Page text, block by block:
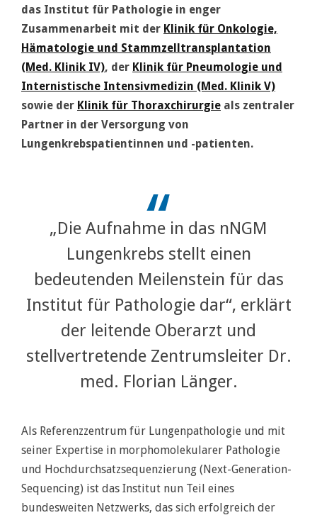
das Institut für Pathologie in enger
Zusammenarbeit mit der Klinik für Onkologie,
Hämatologie und Stammzelltransplantation
(Med. Klinik IV), der Klinik für Pneumologie und
Internistische Intensivmedizin (Med. Klinik V)
sowie der Klinik für Thoraxchirurgie als zentraler
Partner in der Versorgung von
Lungenkrebspatientinnen und -patienten.
„Die Aufnahme in das nNGM
Lungenkrebs stellt einen
bedeutenden Meilenstein für das
Institut für Pathologie dar“, erklärt
der leitende Oberarzt und
stellvertretende Zentrumsleiter Dr.
med. Florian Länger.
Als Referenzzentrum für Lungenpathologie und mit
seiner Expertise in morphomolekularer Pathologie
und Hochdurchsatzsequenzierung (Next-Generation-
Sequencing) ist das Institut nun Teil eines
bundesweiten Netzwerks, das sich erfolgreich der